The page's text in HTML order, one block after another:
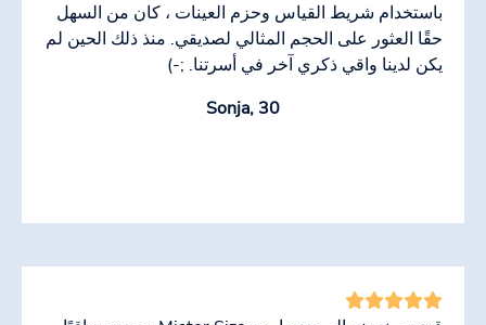
باستخدام شريط القياس وحزم العينات ، كان من السهل
حقًا العثور على الحجم المثالي لصديقي. منذ ذلك الحين لم
يكن لدينا واقي ذكري آخر في أسرتنا. ;-)
Sonja, 30